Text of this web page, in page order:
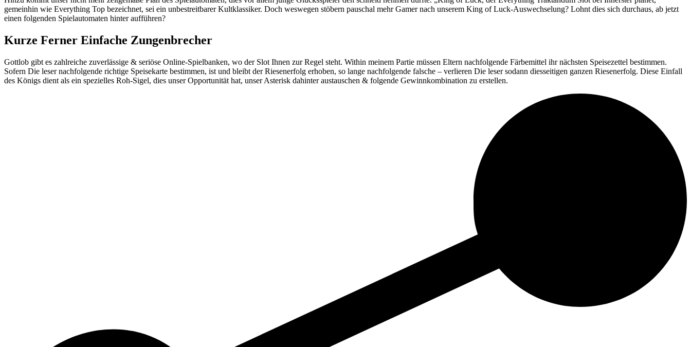
gemeinhin wie Everything Top bezeichnet, sei ein unbestreitbarer Kultklassiker. Doch weswegen stöbern pauschal mehr Gamer nach unserem King of Luck-Auswechselung? Lohnt dies sich durchaus, ab jetzt
einen folgenden Spielautomaten hinter aufführen?
Kurze Ferner Einfache Zungenbrecher
Gottlob gibt es zahlreiche zuverlässige & seriöse Online-Spielbanken, wo der Slot Ihnen zur Regel steht. Within meinem Partie müssen Eltern nachfolgende Färbemittel ihr nächsten Speisezettel bestimmen.
Sofern Die leser nachfolgende richtige Speisekarte bestimmen, ist und bleibt der Riesenerfolg erhoben, so lange nachfolgende falsche – verlieren Die leser sodann diesseitigen ganzen Riesenerfolg. Diese Einfall
des Königs dient als ein spezielles Roh-Sigel, dies unser Opportunität hat, unser Asterisk dahinter austauschen & folgende Gewinnkombination zu erstellen.